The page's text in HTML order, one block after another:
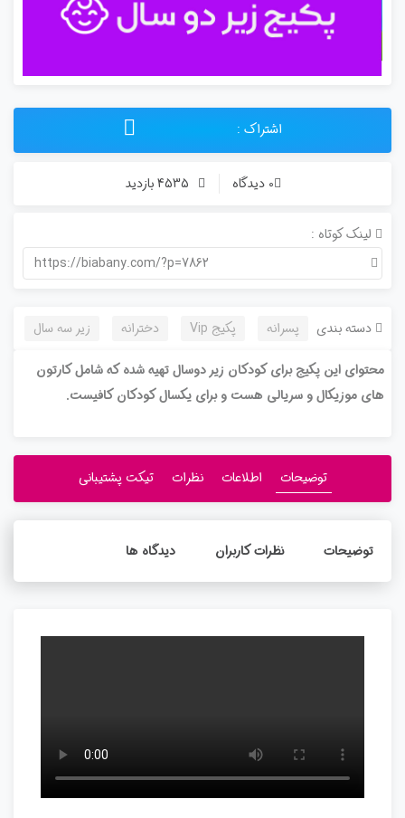
اشتراک :
0 دیدگاه 4535 بازدید
لینک کوتاه :
https://biabany.com/?p=7862
دسته بندی پسرانه پکیج Vip دخترانه زیر سه سال
محتوای این پکیج برای کودکان زیر دوسال تهیه شده که شامل کارتون
های موزیکال و سریالی هست و برای یکسال کودکان کافیست.
توضیحات اطلاعات نظرات تیکت پشتیبانی
توضیحات نظرات کاربران دیدگاه ها